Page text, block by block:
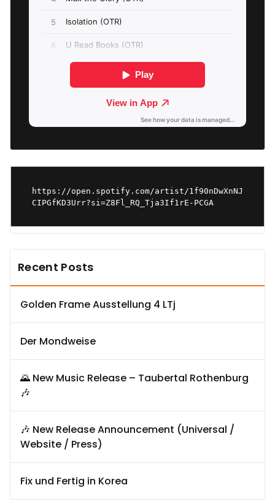
https://open.spotify.com/artist/1f90nDwXnNJ
CIPGfKD3Urr?si=Z8Fl_RQ_Tja3If1rE-PCGA
Recent Posts
Golden Frame Ausstellung 4 LTj
Der Mondweise
🌄 New Music Release – Taubertal Rothenburg
🎶
🎶 New Release Announcement (Universal /
Website / Press)
Fix und Fertig in Korea